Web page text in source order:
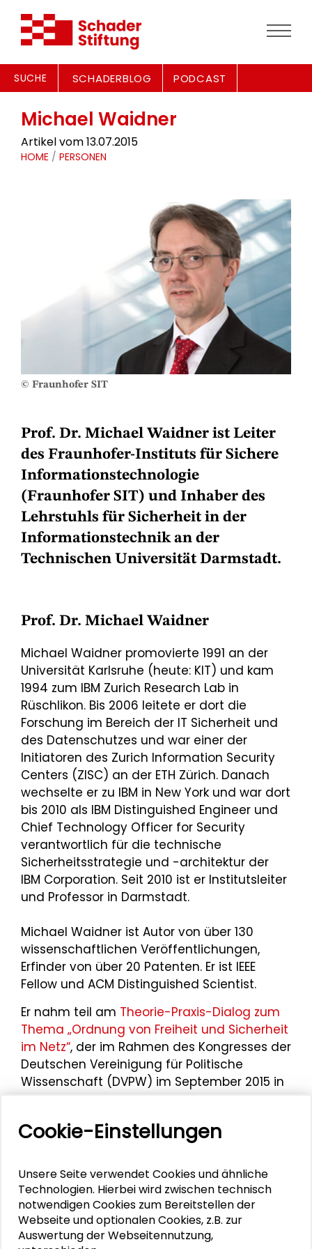
SUCHE SCHADERBLOG PODCAST
Michael Waidner
Artikel vom 13.07.2015
HOME / PERSONEN
© Fraunhofer SIT
Prof. Dr. Michael Waidner ist Leiter
des Fraunhofer-Instituts für Sichere
Informationstechnologie
(Fraunhofer SIT) und Inhaber des
Lehrstuhls für Sicherheit in der
Informationstechnik an der
Technischen Universität Darmstadt.
Prof. Dr. Michael Waidner
Michael Waidner promovierte 1991 an der
Universität Karlsruhe (heute: KIT) und kam
1994 zum IBM Zurich Research Lab in
Rüschlikon. Bis 2006 leitete er dort die
Forschung im Bereich der IT Sicherheit und
des Datenschutzes und war einer der
Initiatoren des Zurich Information Security
Centers (ZISC) an der ETH Zürich. Danach
wechselte er zu IBM in New York und war dort
bis 2010 als IBM Distinguished Engineer und
Chief Technology Officer for Security
verantwortlich für die technische
Sicherheitsstrategie und -architektur der
IBM Corporation. Seit 2010 ist er Institutsleiter
und Professor in Darmstadt.
Michael Waidner ist Autor von über 130
wissenschaftlichen Veröffentlichungen,
Erfinder von über 20 Patenten. Er ist IEEE
Fellow und ACM Distinguished Scientist.
Er nahm teil am Theorie-Praxis-Dialog zum
Thema „Ordnung von Freiheit und Sicherheit
im Netz“, der im Rahmen des Kongresses der
Deutschen Vereinigung für Politische
Wissenschaft (DVPW) im September 2015 in
Kooperation mit der Schader-Stiftung
beteiligt amRunden Tisch
Schader-Stiftung.
Cookie-Einstellungen
Unsere Seite verwendet Cookies und ähnliche
Technologien. Hierbei wird zwischen technisch
notwendigen Cookies zum Bereitstellen der
Webseite und optionalen Cookies, z.B. zur
Auswertung der Webseitennutzung,